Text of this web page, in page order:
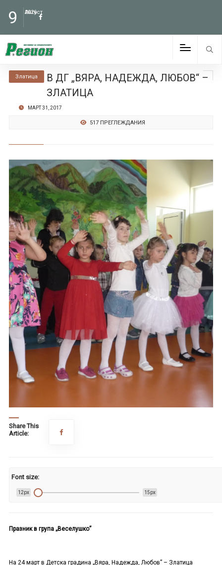
9 Август
2026
Златица
В ДГ „ВЯРА, НАДЕЖДА, ЛЮБОВ“ –
ЗЛАТИЦА
МАРТ 31, 2017
517 ПРЕГЛЕЖДАНИЯ
Share This
Article:
Font size:
12px 15px
Празник в група „Веселушко”
На 24 март в Детска градина „Вяра, Надежда, Любов” – Златица